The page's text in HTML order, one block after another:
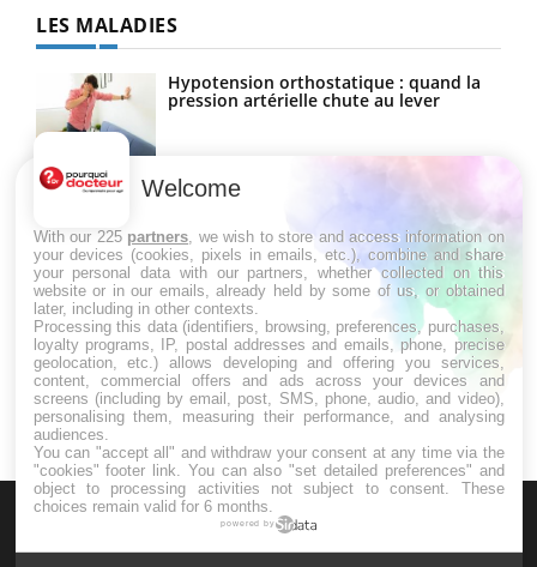
LES MALADIES
Hypotension orthostatique : quand la
pression artérielle chute au lever
Drépanocytose : une déformation des
globules rouges aux conséquences
Maladie de Charcot (Sclérose latérale
amyotrophique)
Welcome
With our 225 partners , we wish to store and access information on
your devices (cookies, pixels in emails, etc.), combine and share
your personal data with our partners, whether collected on this
website or in our emails, already held by some of us, or obtained
later, including in other contexts.
Processing this data (identifiers, browsing, preferences, purchases,
loyalty programs, IP, postal addresses and emails, phone, precise
geolocation, etc.) allows developing and offering you services,
content, commercial offers and ads across your devices and
screens (including by email, post, SMS, phone, audio, and video),
personalising them, measuring their performance, and analysing
audiences.
You can "accept all" and withdraw your consent at any time via the
"cookies" footer link . You can also "set detailed preferences" and
object to processing activities not subject to consent. These
choices remain valid for 6 months.
powered by